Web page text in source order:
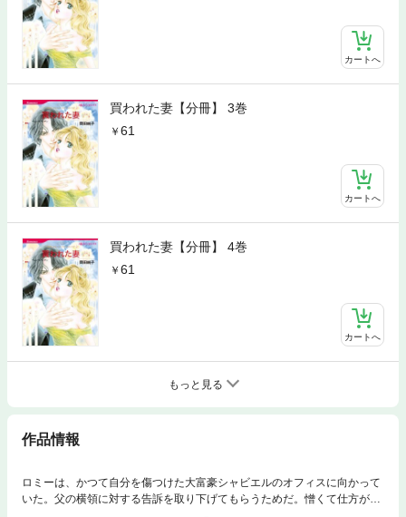
カートへ
買われた妻【分冊】 3巻
61
カートへ
買われた妻【分冊】 4巻
61
カートへ
もっと見る
作品情報
ロミーは、かつて自分を傷つけた大富豪シャビエルのオフィスに向かって
いた。父の横領に対する告訴を取り下げてもらうためだ。憎くて仕方がな